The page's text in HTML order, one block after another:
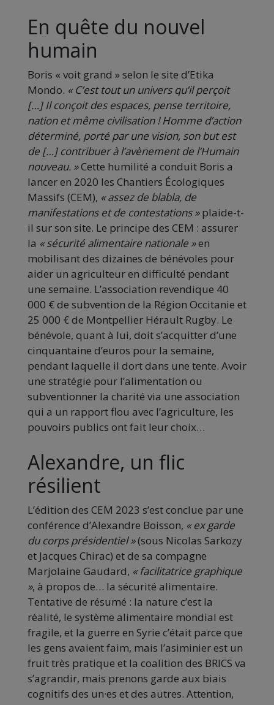
En quête du nouvel
humain
Boris « voit grand » selon le site d’Etika
Mondo. « C’est tout un univers qu’il perçoit
[…] Il conçoit des espaces, pense territoire,
nation et même civilisation ! Homme d’action
déterminé, porté par une vision, son but est
de […] contribuer à l’avènement de l’Humain
nouveau. »Cette humilité a conduit Boris a
lancer en 2020 les Chantiers Écologiques
Massifs (CEM), « assez de blabla, de
manifestations et de contestations »plaide-t-
il sur son site. Le principe des CEM : assurer
la « sécurité alimentaire nationale »en
mobilisant des dizaines de bénévoles pour
aider un agriculteur en difficulté pendant
une semaine. L’association revendique 40
000 € de subvention de la Région Occitanie et
25 000 € de Montpellier Hérault Rugby. Le
bénévole, quant à lui, doit s’acquitter d’une
cinquantaine d’euros pour la semaine,
pendant laquelle il dort dans une tente. Avoir
une stratégie pour l’alimentation ou
subventionner la charité via une association
qui a un rapport flou avec l’agriculture, les
pouvoirs publics ont fait leur choix…
Alexandre, un flic
résilient
L’édition des CEM 2023 s’est conclue par une
conférence d’Alexandre Boisson, « ex garde
du corps présidentiel »(sous Nicolas Sarkozy
et Jacques Chirac) et de sa compagne
Marjolaine Gaudard, « facilitatrice graphique
», à propos de… la sécurité alimentaire.
Tentative de résumé : la nature c’est la
réalité, le système alimentaire mondial est
fragile, et la guerre en Syrie c’était parce que
les gens avaient faim, mais l’asiminier est un
fruit très pratique et la coalition des BRICS va
s’agrandir, mais prenons garde aux biais
cognitifs des un·es et des autres. Attention,